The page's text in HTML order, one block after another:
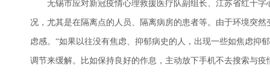
无锡市应对新冠疫情心理救援医疗队副组长、江苏省红十字
况，尤其是在隔离点的人员、隔离病房的患者等。由于环境突
虑感。“如果以往没有焦虑、抑郁病史的人，出现一些如焦虑抑
调节来缓解。比如保持良好的作息，主动放下手机不去搜索与